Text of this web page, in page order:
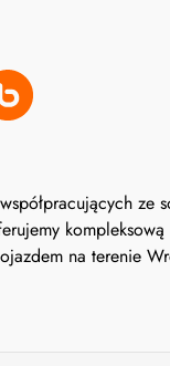
ze
na terenie